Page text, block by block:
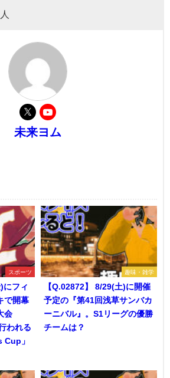
未来ヨム
スポーツ
にフィ
で開幕
会
われる
Cup」
趣味・雑学
【Q.02872】 8/29(土)に開催
予定の『第41回浅草サンバカ
ーニバル』。S1リーグの優勝
チームは？